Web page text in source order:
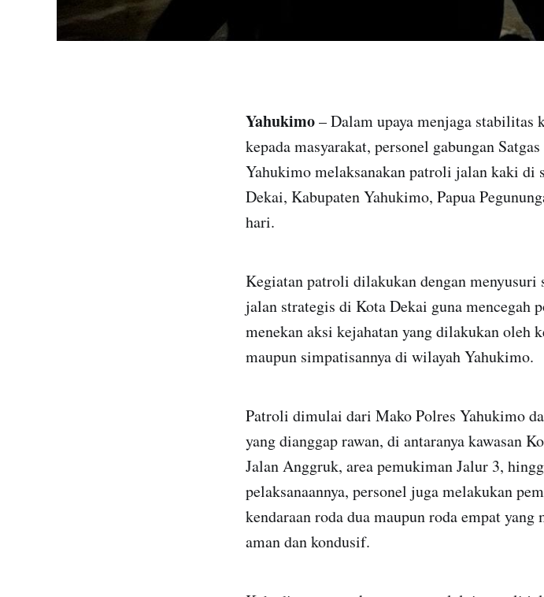
Yahukimo– Dalam upaya menjaga stabilitas
kepada masyarakat, personel gabungan
Yahukimo melaksanakan patroli jalan kaki di
Dekai, Kabupaten Yahukimo, Papua
hari.
Kegiatan patroli dilakukan dengan menyusuri
jalan strategis di Kota Dekai guna mencegah
menekan aksi kejahatan yang dilakukan
maupun simpatisannya di wilayah Yahukimo.
Patroli dimulai dari Mako Polres Yahukimo
yang dianggap rawan, di antaranya kawasan
Jalan Anggruk, area pemukiman Jalur 3,
pelaksanaannya, personel juga melakukan
kendaraan roda dua maupun roda empat
aman dan kondusif.